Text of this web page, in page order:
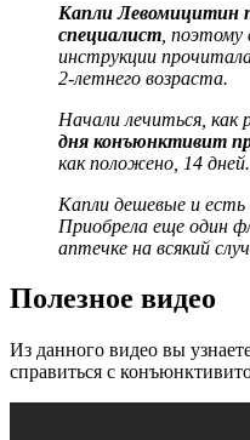
Капли Левомицитин
специалист ,
инструкции
2-летнего возраста.
Начали лечиться, как
дня конъюнктивит
как положено, 14 дней.
Капли дешевые и есть
Приобрела еще один
аптечке на всякий
Полезное видео
Из данного видео вы
справиться с